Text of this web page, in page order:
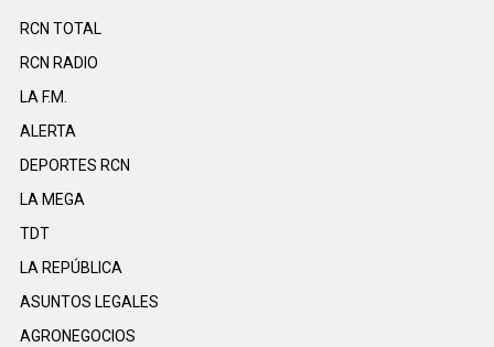
RCN TOTAL
RCN RADIO
LA F.M.
ALERTA
DEPORTES RCN
LA MEGA
TDT
LA REPÚBLICA
ASUNTOS LEGALES
AGRONEGOCIOS